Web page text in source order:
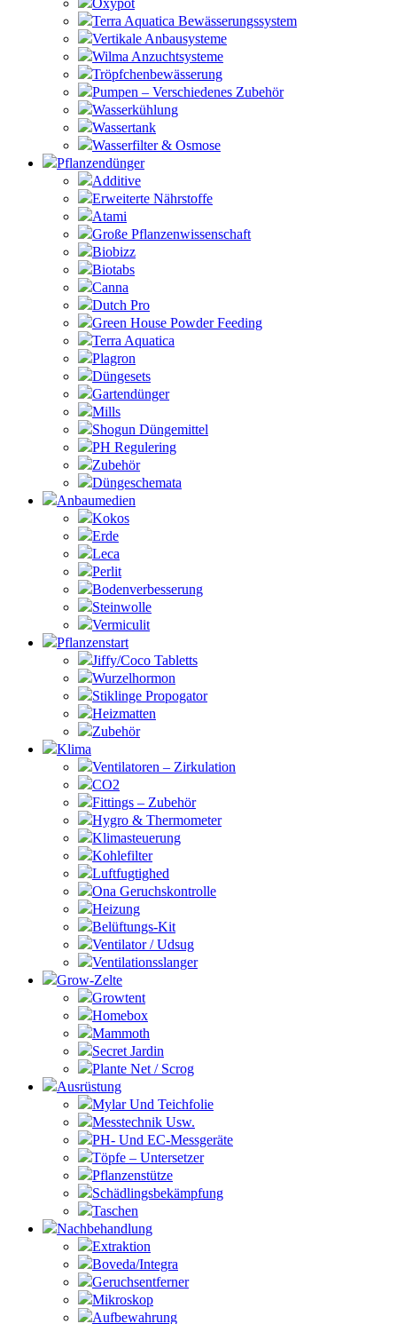
Oxypot
Terra Aquatica Bewässerungssystem
Vertikale Anbausysteme
Wilma Anzuchtsysteme
Tröpfchenbewässerung
Pumpen – Verschiedenes Zubehör
Wasserkühlung
Wassertank
Wasserfilter & Osmose
Pflanzendünger
Additive
Erweiterte Nährstoffe
Atami
Große Pflanzenwissenschaft
Biobizz
Biotabs
Canna
Dutch Pro
Green House Powder Feeding
Terra Aquatica
Plagron
Düngesets
Gartendünger
Mills
Shogun Düngemittel
PH Regulering
Zubehör
Düngeschemata
Anbaumedien
Kokos
Erde
Leca
Perlit
Bodenverbesserung
Steinwolle
Vermiculit
Pflanzenstart
Jiffy/Coco Tabletts
Wurzelhormon
Stiklinge Propogator
Heizmatten
Zubehör
Klima
Ventilatoren – Zirkulation
CO2
Fittings – Zubehör
Hygro & Thermometer
Klimasteuerung
Kohlefilter
Luftfugtighed
Ona Geruchskontrolle
Heizung
Belüftungs-Kit
Ventilator / Udsug
Ventilationsslanger
Grow-Zelte
Growtent
Homebox
Mammoth
Secret Jardin
Plante Net / Scrog
Ausrüstung
Mylar Und Teichfolie
Messtechnik Usw.
PH- Und EC-Messgeräte
Töpfe – Untersetzer
Pflanzenstütze
Schädlingsbekämpfung
Taschen
Nachbehandlung
Extraktion
Boveda/Integra
Geruchsentferner
Mikroskop
Aufbewahrung